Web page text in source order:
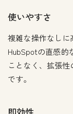
使いやすさ
複雑な操作なしに
HubSpotの直感的
ことなく、拡張
です。
即効性